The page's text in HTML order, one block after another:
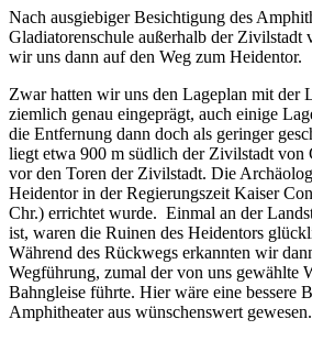
Nach ausgiebiger Besichtigung des
Gladiatorenschule außerhalb der Zivilstadt
wir uns dann auf den Weg zum Heidentor.
Zwar hatten wir uns den Lageplan mit der
ziemlich genau eingeprägt, auch einige
die Entfernung dann doch als geringer
liegt etwa 900 m südlich der Zivilstadt von
vor den Toren der Zivilstadt. Die
Heidentor in der Regierungszeit Kaiser
Chr.) errichtet wurde. Einmal an der
ist, waren die Ruinen des Heidentors
Während des Rückwegs erkannten wir
Wegführung, zumal der von uns gewählte
Bahngleise führte. Hier wäre eine bessere
Amphitheater aus wünschenswert gewesen.